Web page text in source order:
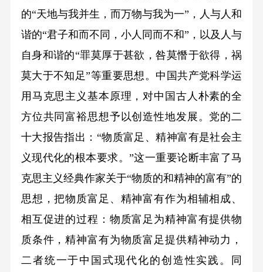
的“天地与我并生，而万物与我为一”，人与人和
谐的“君子和而不同，小人同而不和”，以及人与
自身和谐的“罪莫厚于甚欲，咎莫憯于欲得，祸
莫大于不知足”等重要思想。中国共产党科学运
用马克思主义基本原理，对中国古人朴素的全
方位共同富裕思想予以创造性地发展。党的二
十大报告指出：“物质富足、精神富有是社会主
义现代化的根本要求。”这一重要论断丰富了马
克思主义经典作家关于“物质的和精神的富有”的
思想，把物质富足、精神富有作为相辅相成、
相互促进的过程：物质富足为精神富有提供物
质条件，精神富有为物质富足提供精神动力，
二者统一于中国式现代化的创造性实践。同